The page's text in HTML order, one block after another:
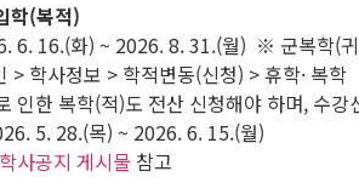
학(복적)
6. 16.(화) ~ 2026. 8. 31.(월) ※ 군복학(
학사정보 > 학적변동(신청) > 휴학· 복학
인한 복학(적)도 전산 신청해야 하며, 수
5. 28.(목) ~ 2026. 6. 15.(월)
학사공지 게시물 참고